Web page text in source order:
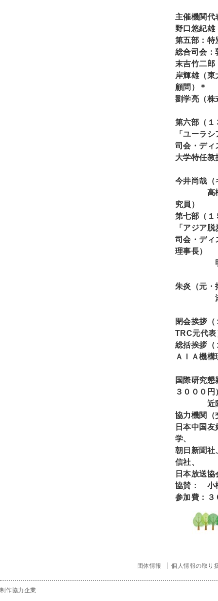
主催機関代
野口悠紀雄
第五部：特
総合司会：
末吉竹二郎
岸輝雄（
顧問）＊
劉学亮（株
第六部（１
「ユーラ
司会 ・デ
大学特任教
今井尚哉（
高
究員）
第七部（１
「アジア
司会 ・デ
理事長）
明日
朱炎（元・
湯之上
閉会挨拶
TRC元代
総括挨拶（
ＡＩＡ機
国際研究
３０００円
近
協力機関（
日本中国
学、
朝日新聞社
信社、
日本放送協
協賛： 小
参加費：３
団体情報 個人情報の取り
制作協力企業